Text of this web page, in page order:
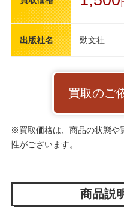
出版社名 勁文社
買取のご
※買取価格は、商品の状態や
性がございます。
商品説